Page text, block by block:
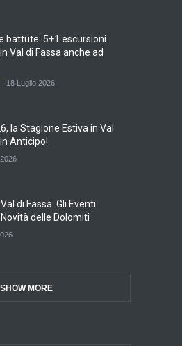
battute: 5+1 escursioni
Val di Fassa anche ad
18 Luglio 2026
la Stagione Estiva in Val
Anticipo!
di Fassa: Gli Eventi
delle Dolomiti
SHOW MORE